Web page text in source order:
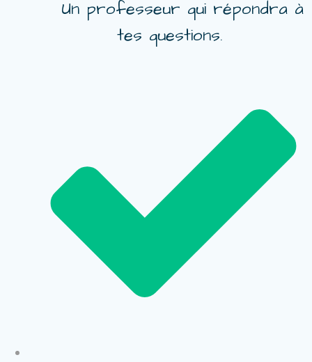
Un professeur qui répondra à
tes questions.